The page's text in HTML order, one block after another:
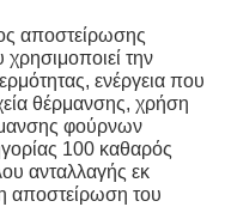
αποστείρωσης
την
ενέργεια που
θέρμανσης, χρήση
φούρνων
100 καθαρός
ανταλλαγής εκ
αποστείρωση του